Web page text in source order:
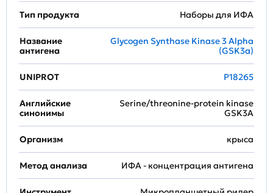
Тип продукта Наборы для ИФА
Название
антигена
Glycogen Synthase Kinase 3 Alpha
(GSK3a)
UNIPROT P18265
Английские
синонимы
Serine/threonine-protein kinase
GSK3A
Организм крыса
Метод анализа ИФА - концентрация антигена